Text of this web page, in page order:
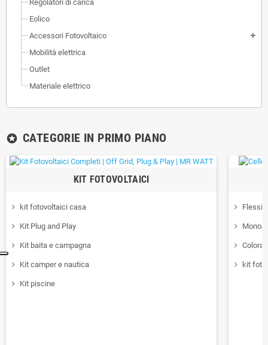
Regolatori di carica
Eolico
Accessori Fotovoltaico
add
Mobilità elettrica
Outlet
Materiale elettrico
stars CATEGORIE IN PRIMO PIANO
KIT FOTOVOLTAICI
kit fotovoltaici casa
Kit Plug and Play
Kit baita e campagna
Kit camper e nautica
Kit piscine
kit